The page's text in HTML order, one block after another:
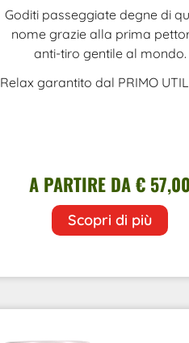
Goditi passeggiate degne di
nome grazie alla prima
anti-tiro gentile al mondo.
Relax garantito dal PRIMO
A PARTIRE DA € 57,00
Scopri di più